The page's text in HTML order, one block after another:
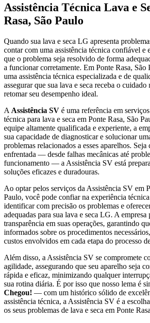
Assistência Técnica Lava e
Rasa, São Paulo
Quando sua lava e seca LG apresenta
contar com uma assistência técnica confiável e
que o problema seja resolvido de forma
a funcionar corretamente. Em Ponte Rasa, São
uma assistência técnica especializada e de
assegurar que sua lava e seca receba o cuidado
retomar seu desempenho ideal.
A Assistência SV é uma referência em
técnica para lava e seca em Ponte Rasa, São
equipe altamente qualificada e experiente, a
sua capacidade de diagnosticar e solucionar
problemas relacionados a esses aparelhos.
enfrentada — desde falhas mecânicas até
funcionamento — a Assistência SV está
soluções eficazes e duradouras.
Ao optar pelos serviços da Assistência SV em
Paulo, você pode confiar na experiência
identificar com precisão os problemas e
adequadas para sua lava e seca LG. A empresa
transparência em suas operações, garantindo
informados sobre os procedimentos
custos envolvidos em cada etapa do processo
Além disso, a Assistência SV se compromete
agilidade, assegurando que seu aparelho seja
rápida e eficaz, minimizando qualquer
sua rotina diária. É por isso que nosso lema é
Chegou! — com um histórico sólido de
assistência técnica, a Assistência SV é a
os seus problemas de lava e seca em Ponte